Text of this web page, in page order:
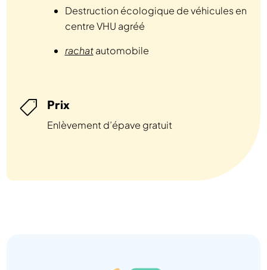
Destruction écologique de véhicules en
centre VHU agréé
rachatautomobile
 Prix
Enlèvement d’épave gratuit